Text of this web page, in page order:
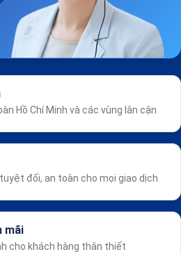
Hồ Chí Minh và các vùng lân cận
đối, an toàn cho mọi giao dịch
mãi
cho khách hàng thân thiết